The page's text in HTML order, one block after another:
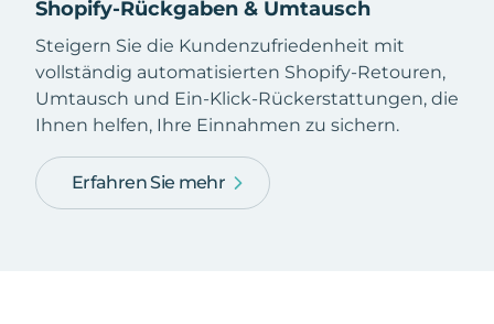
Shopify-Rückgaben & Umtausch
Steigern Sie die Kundenzufriedenheit mit
vollständig automatisierten Shopify-Retouren,
Umtausch und Ein-Klick-Rückerstattungen, die
Ihnen helfen, Ihre Einnahmen zu sichern.
Erfahren Sie mehr